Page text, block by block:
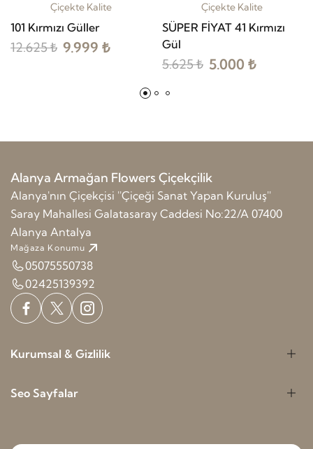
Çiçekte Kalite
101 Kırmızı Güller
12.625 ₺ 9.999 ₺
Çiçekte Kalite
SÜPER FİYAT 41 Kırmızı
Gül
5.625 ₺ 5.000 ₺
Alanya Armağan Flowers Çiçekçilik
Alanya'nın Çiçekçisi ''Çiçeği Sanat Yapan Kuruluş''
Saray Mahallesi Galatasaray Caddesi No:22/A 07400
Alanya Antalya
Mağaza Konumu
05075550738
02425139392
Kurumsal & Gizlilik
Seo Sayfalar